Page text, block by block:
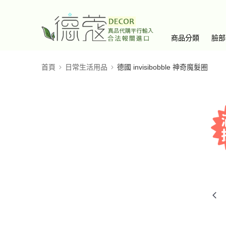
商品分類 臉
首頁 日常生活用品 德國 invisibobble 神奇魔髮圈